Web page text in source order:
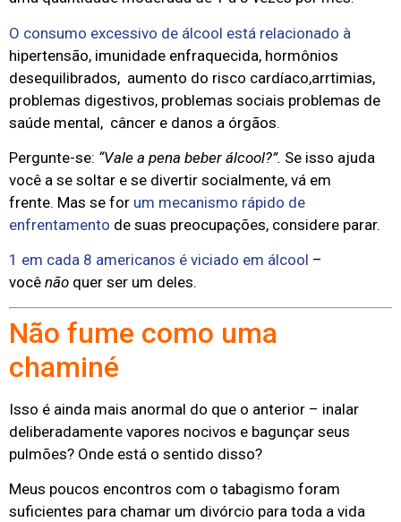
O consumo excessivo de álcool está relacionado à
hipertensão, imunidade enfraquecida, hormônios
desequilibrados, aumento do risco cardíaco,arrtimias,
problemas digestivos, problemas sociais problemas de
saúde mental, câncer e danos a órgãos.
Pergunte-se: “Vale a pena beber álcool?”. Se isso ajuda
você a se soltar e se divertir socialmente, vá em
frente. Mas se for um mecanismo rápido de
enfrentamento de suas preocupações, considere parar.
1 em cada 8 americanos é viciado em álcool –
você não quer ser um deles.
Não fume como uma
chaminé
Isso é ainda mais anormal do que o anterior – inalar
deliberadamente vapores nocivos e bagunçar seus
pulmões? Onde está o sentido disso?
Meus poucos encontros com o tabagismo foram
suficientes para chamar um divórcio para toda a vida